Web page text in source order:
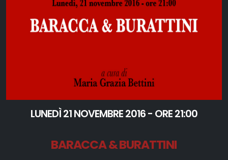
LUNEDÌ 21 NOVEMBRE 2016 - ORE 21:00
BARACCA & BURATTINI